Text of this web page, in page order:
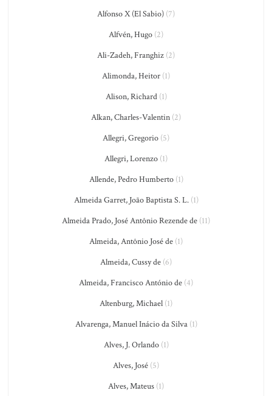
Alfonso X (El Sabio) (7)
Alfvén, Hugo (2)
Ali-Zadeh, Franghiz (2)
Alimonda, Heitor (1)
Alison, Richard(1)
Alkan, Charles-Valentin (2)
Allegri, Gregorio (5)
Allegri, Lorenzo (1)
Allende, Pedro Humberto(1)
Almeida Garret, João Baptista S. L.(1)
Almeida Prado, José Antônio Rezende de (11)
Almeida, Antônio José de (1)
Almeida, Cussy de (6)
Almeida, Francisco António de (4)
Altenburg, Michael (1)
Alvarenga, Manuel Inácio da Silva(1)
Alves, J. Orlando(1)
Alves, José (5)
Alves, Mateus (1)